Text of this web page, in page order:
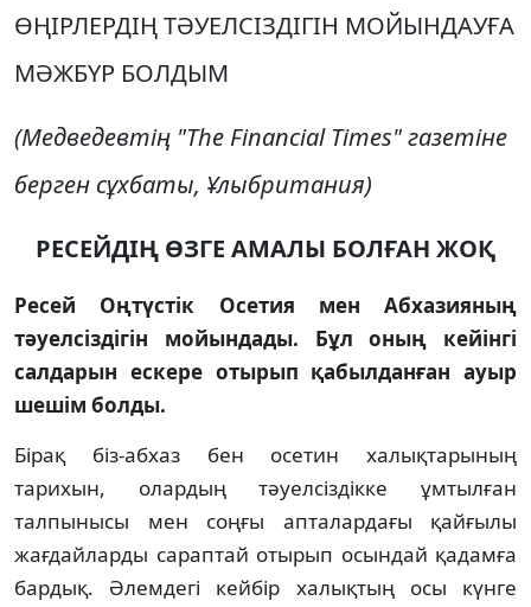
ӨҢIРЛЕРДIҢ ТӘУЕЛСIЗДIГIН МОЙЫНДАУҒА
МӘЖБҮР БОЛДЫМ
(Медведевтiң "The Financial Times" газетiне
берген сұхбаты, Ұлыбритания)
РЕСЕЙДIҢ ӨЗГЕ АМАЛЫ БОЛҒАН ЖОҚ
Ресей Оңтүстiк Осетия мен Абхазияның
тәуелсiздiгiн мойындады. Бұл оның кейiнгi
салдарын ескере отырып қабылданған ауыр
шешiм болды.
Бiрақ бiз-абхаз бен осетин халықтарының
тарихын, олардың тәуелсiздiкке ұмтылған
талпынысы мен соңғы апталардағы қайғылы
жағдайларды сараптай отырып осындай қадамға
бардық. Әлемдегi кейбiр халықтың осы күнге